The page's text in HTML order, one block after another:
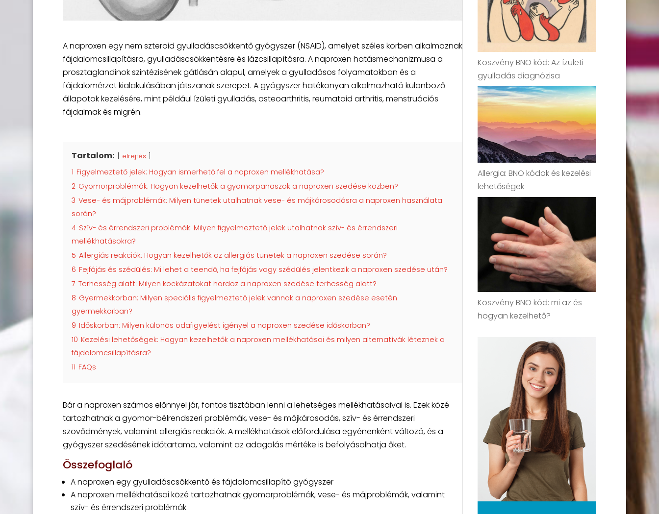
A naproxen egy nem szteroid gyulladáscsökkentő gyógyszer (NSAID), amelyet széles körben alkalmaznak
fájdalomcsillapításra, gyulladáscsökkentésre és lázcsillapításra. A naproxen hatásmechanizmusa a
prosztaglandinok szintézisének gátlásán alapul, amelyek a gyulladásos folyamatokban és a
fájdalomérzet kialakulásában játszanak szerepet. A gyógyszer hatékonyan alkalmazható különböző
állapotok kezelésére, mint például ízületi gyulladás, osteoarthritis, reumatoid arthritis, menstruációs
fájdalmak és migrén.
Tartalom: elrejtés
1 Figyelmeztető jelek: Hogyan ismerhető fel a naproxen mellékhatása?
2 Gyomorproblémák: Hogyan kezelhetők a gyomorpanaszok a naproxen szedése közben?
3 Vese- és májproblémák: Milyen tünetek utalhatnak vese- és májkárosodásra a naproxen használata
során?
4 Szív- és érrendszeri problémák: Milyen figyelmeztető jelek utalhatnak szív- és érrendszeri
mellékhatásokra?
5 Allergiás reakciók: Hogyan kezelhetők az allergiás tünetek a naproxen szedése során?
6 Fejfájás és szédülés: Mi lehet a teendő, ha fejfájás vagy szédülés jelentkezik a naproxen szedése után?
7 Terhesség alatt: Milyen kockázatokat hordoz a naproxen szedése terhesség alatt?
8 Gyermekkorban: Milyen speciális figyelmeztető jelek vannak a naproxen szedése esetén
gyermekkorban?
9 Időskorban: Milyen különös odafigyelést igényel a naproxen szedése időskorban?
10 Kezelési lehetőségek: Hogyan kezelhetők a naproxen mellékhatásai és milyen alternatívák léteznek a
fájdalomcsillapításra?
11 FAQs
Bár a naproxen számos előnnyel jár, fontos tisztában lenni a lehetséges mellékhatásaival is. Ezek közé
tartozhatnak a gyomor-bélrendszeri problémák, vese- és májkárosodás, szív- és érrendszeri
szövődmények, valamint allergiás reakciók. A mellékhatások előfordulása egyénenként változó, és a
gyógyszer szedésének időtartama, valamint az adagolás mértéke is befolyásolhatja őket.
Összefoglaló
A naproxen egy gyulladáscsökkentő és fájdalomcsillapító gyógyszer
A naproxen mellékhatásai közé tartozhatnak gyomorproblémák, vese- és májproblémák, valamint
szív- és érrendszeri problémák
Köszvény BNO kód: Az ízületi
gyulladás diagnózisa
Allergia: BNO kódok és kezelési
lehetőségek
Köszvény BNO kód: mi az és
hogyan kezelhető?